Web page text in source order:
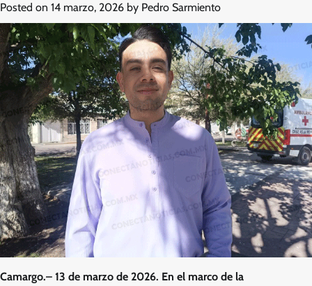
Posted on 14 marzo, 2026 by Pedro Sarmiento
Camargo.– 13 de marzo de 2026. En el marco de la